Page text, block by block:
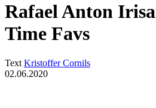
Rafael Anton
Time Favs
Text Kristoffer Cornils
02.06.2020